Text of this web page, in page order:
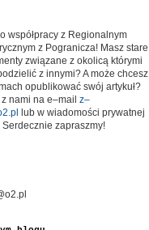
współpracy z Regionalnym
z Pogranicza! Masz stare
związane z okolicą którymi
z innymi? A może chcesz
opublikować swój artykuł?
nami na e–mail z–
lub w wiadomości prywatnej
zapraszmy!